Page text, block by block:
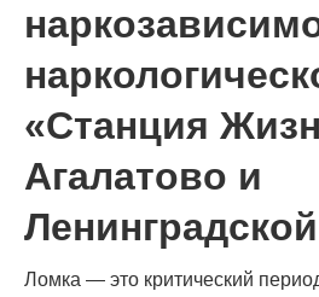
«Станция
Агалатово и
Ломка — это критический